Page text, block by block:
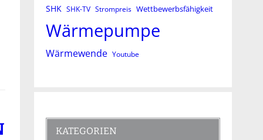
SHK SHK-TV Strompreis Wettbewerbsfähigkeit
Wärmepumpe
Wärmewende Youtube
KATEGORIEN